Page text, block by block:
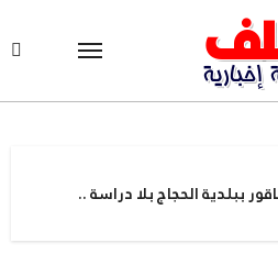
ببلدية الحجاج بلا دراسة ..